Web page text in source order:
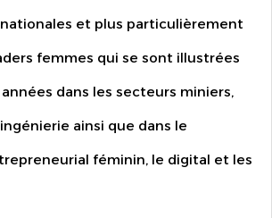
et plus particulièrement
femmes qui se sont illustrées
dans les secteurs miniers,
ainsi que dans le
féminin, le digital et les